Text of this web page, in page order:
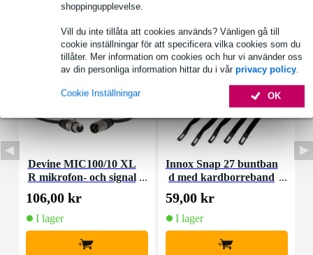
shoppingupplevelse.
Vill du inte tillåta att cookies används? Vänligen gå till
cookie inställningar för att specificera vilka cookies som du
tillåter. Mer information om cookies och hur vi använder oss
av din personliga information hittar du i vår privacy policy.
OK
Cookie Inställningar
Tillbehör (7)
Devine MIC100/10 XL
R mikrofon- och signal
kabel 10 meter
106,00 kr
I lager
+
Innox Snap 27 buntban
d med kardborreband
59,00 kr
I lager
+